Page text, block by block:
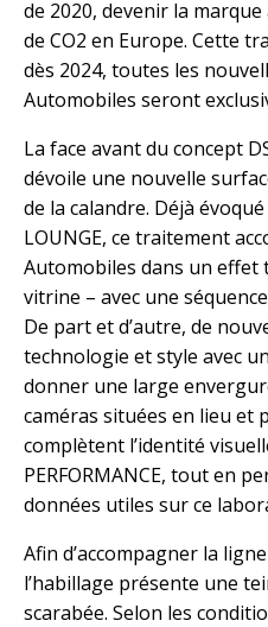
de 2020, devenir la
de CO2 en Europe. Cette
dès 2024, toutes les
Automobiles seront
La face avant du concept
dévoile une nouvelle
de la calandre. Déjà évoqué
LOUNGE, ce traitement
Automobiles dans un effet
vitrine – avec une
De part et d’autre, de
technologie et style avec
donner une large
caméras situées en lieu et
complètent l’identité
PERFORMANCE, tout en
données utiles sur ce
Afin d’accompagner la
l’habillage présente une
scarabée. Selon les